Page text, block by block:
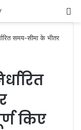
समय-सीमा के भीतर
किए